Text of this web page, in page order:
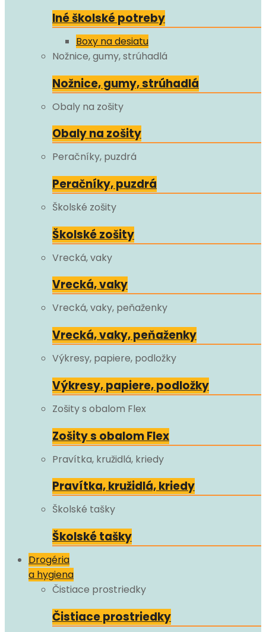
Iné školské potreby
Boxy na desiatu
Nožnice, gumy, strúhadlá
Nožnice, gumy, strúhadlá
Obaly na zošity
Obaly na zošity
Peračníky, puzdrá
Peračníky, puzdrá
Školské zošity
Školské zošity
Vrecká, vaky
Vrecká, vaky
Vrecká, vaky, peňaženky
Vrecká, vaky, peňaženky
Výkresy, papiere, podložky
Výkresy, papiere, podložky
Zošity s obalom Flex
Zošity s obalom Flex
Pravítka, kružidlá, kriedy
Pravítka, kružidlá, kriedy
Školské tašky
Školské tašky
Drogéria
a hygiena
Čistiace prostriedky
Čistiace prostriedky